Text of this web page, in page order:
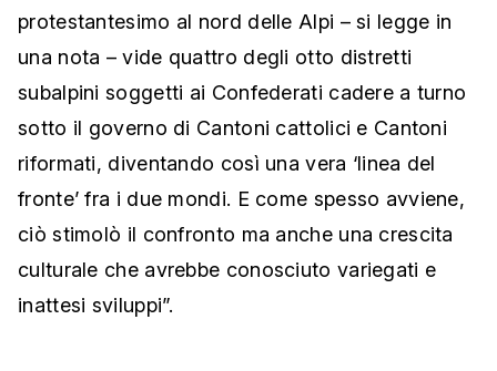
protestantesimo al nord delle Alpi – si legge in
una nota – vide quattro degli otto distretti
subalpini soggetti ai Confederati cadere a turno
sotto il governo di Cantoni cattolici e Cantoni
riformati, diventando così una vera ‘linea del
fronte’ fra i due mondi. E come spesso avviene,
ciò stimolò il confronto ma anche una crescita
culturale che avrebbe conosciuto variegati e
inattesi sviluppi”.